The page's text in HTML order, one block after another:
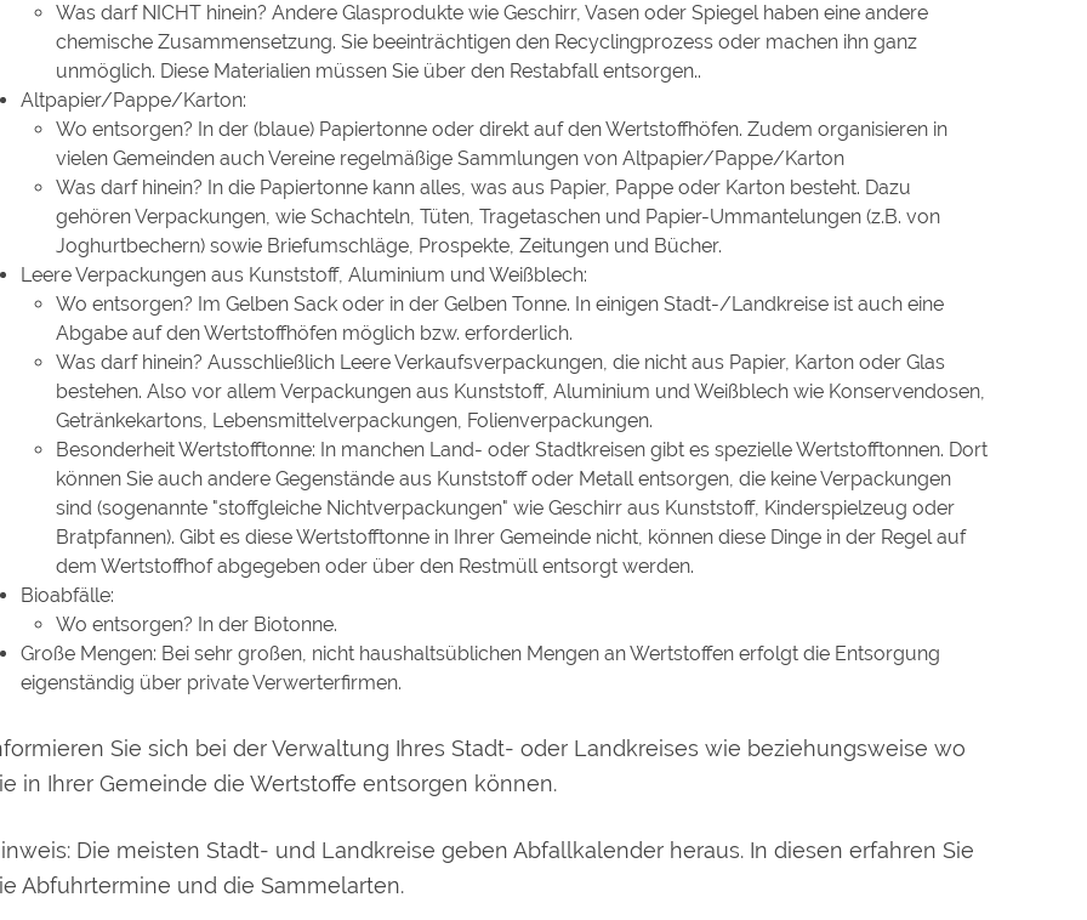
Was darf NICHT hinein? Andere Glasprodukte wie Geschirr, Vasen oder Spiegelhaben eine andere
chemische Zusammensetzung. Sie beeinträchtigen den Recyclingprozess oder machen ihn ganz
unmöglich. Diese Materialien müssen Sie über den Restabfall entsorgen..
Altpapier/Pappe/Karton:
Wo entsorgen? In der (blaue) Papiertonne oder direkt auf den Wertstoffhöfen. Zudem organisieren in
vielen Gemeinden auch Vereine regelmäßige Sammlungen von Altpapier/Pappe/Karton
Was darf hinein? In die Papiertonne kann alles, was aus Papier, Pappe oder Karton besteht. Dazu
gehören Verpackungen, wie Schachteln, Tüten, Tragetaschen und Papier-Ummantelungen (z.B. von
Joghurtbechern) sowie Briefumschläge, Prospekte, Zeitungen und Bücher.
Leere Verpackungen aus Kunststoff, Aluminium und Weißblech:
Wo entsorgen? Im Gelben Sack oder in der Gelben Tonne. In einigen Stadt-/Landkreise ist auch eine
Abgabe auf den Wertstoffhöfen möglich bzw. erforderlich.
Was darf hinein? Ausschließlich Leere Verkaufsverpackungen, die nicht aus Papier, Karton oder Glas
bestehen. Also vor allem Verpackungen aus Kunststoff, Aluminium und Weißblech wie Konservendosen,
Getränkekartons, Lebensmittelverpackungen, Folienverpackungen.
Besonderheit Wertstofftonne: In manchen Land- oder Stadtkreisen gibt es spezielle Wertstofftonnen. Dort
können Sie auch andere Gegenstände aus Kunststoff oder Metall entsorgen, die keine Verpackungen
sind (sogenannte "stoffgleiche Nichtverpackungen" wie Geschirr aus Kunststoff, Kinderspielzeug oder
Bratpfannen). Gibt es diese Wertstofftonne in Ihrer Gemeinde nicht, können diese Dinge in der Regel auf
dem Wertstoffhof abgegeben oder über den Restmüll entsorgt werden.
Bioabfälle:
Wo entsorgen? In der Biotonne.
Große Mengen: Bei sehr großen, nicht haushaltsüblichen Mengen an Wertstoffen erfolgt die Entsorgung
eigenständig über private Verwerterfirmen.
Sie sich bei der Verwaltung Ihres Stadt- oder Landkreises wie beziehungsweise wo
in Ihrer Gemeinde die Wertstoffe entsorgen können.
Die meisten Stadt- und Landkreise geben Abfallkalender heraus. In diesen erfahren Sie
Abfuhrtermine und die Sammelarten.